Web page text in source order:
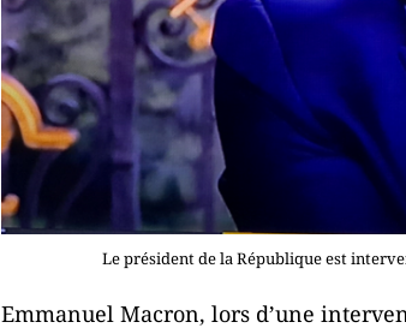
Le président de la République est
Emmanuel Macron, lors d’une